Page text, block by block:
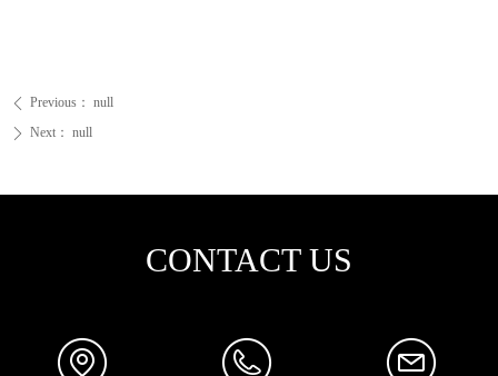
ꄴ Previous： null
ꄲ Next： null
CONTACT US